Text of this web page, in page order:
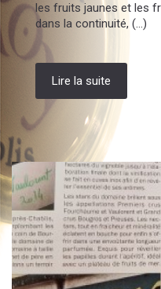
les fruits jaunes et les
dans la continuité, (...)
Lire la suite